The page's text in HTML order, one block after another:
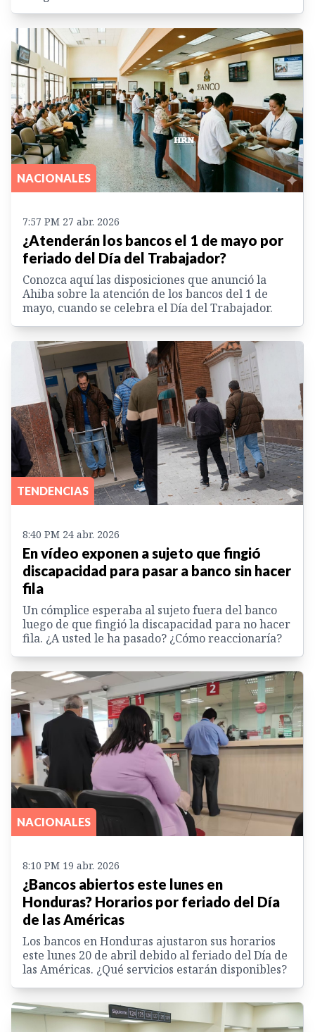
NACIONALES
7:57 PM 27 abr. 2026
¿Atenderán los bancos el 1 de mayo por
feriado del Día del Trabajador?
Conozca aquí las disposiciones que anunció la
Ahiba sobre la atención de los bancos del 1 de
mayo, cuando se celebra el Día del Trabajador.
TENDENCIAS
8:40 PM 24 abr. 2026
En vídeo exponen a sujeto que fingió
discapacidad para pasar a banco sin hacer
fila
Un cómplice esperaba al sujeto fuera del banco
luego de que fingió la discapacidad para no hacer
fila. ¿A usted le ha pasado? ¿Cómo reaccionaría?
NACIONALES
8:10 PM 19 abr. 2026
¿Bancos abiertos este lunes en
Honduras? Horarios por feriado del Día
de las Américas
Los bancos en Honduras ajustaron sus horarios
este lunes 20 de abril debido al feriado del Día de
las Américas. ¿Qué servicios estarán disponibles?